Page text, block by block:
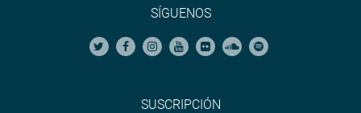
SÍGUENOS
SUSCRIPCIÓN